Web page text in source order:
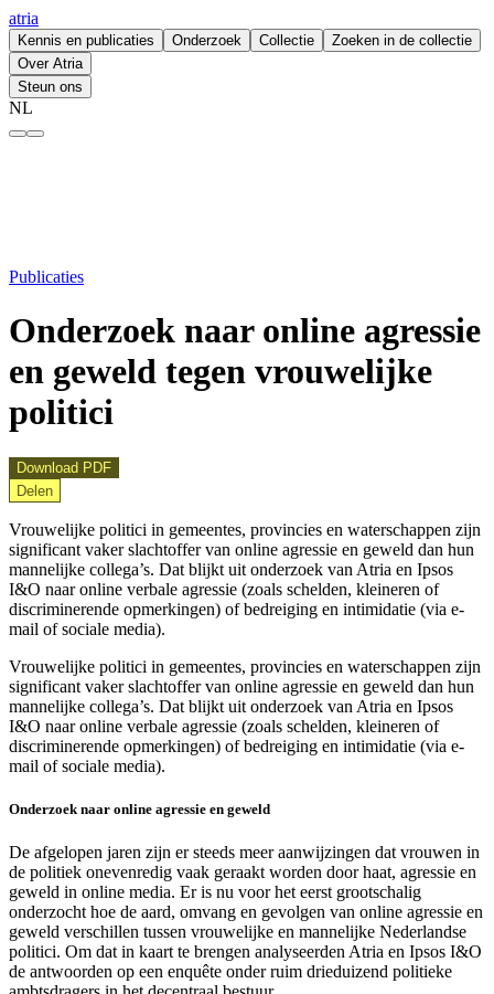
atria
Kennis en publicaties Onderzoek Collectie
Zoeken in de collectie
Over Atria
Steun ons
NL
Publicaties
Onderzoek naar online agressie
en geweld tegen vrouwelijke
politici
Download PDF
Delen
Vrouwelijke politici in gemeentes, provincies en waterschappen zijn
significant vaker slachtoffer van online agressie en geweld dan hun
mannelijke collega’s. Dat blijkt uit onderzoek van Atria en Ipsos
I&O naar online verbale agressie (zoals schelden, kleineren of
discriminerende opmerkingen) of bedreiging en intimidatie (via e-
mail of sociale media).
Vrouwelijke politici in gemeentes, provincies en waterschappen zijn
significant vaker slachtoffer van online agressie en geweld dan hun
mannelijke collega’s. Dat blijkt uit onderzoek van Atria en Ipsos
I&O naar online verbale agressie (zoals schelden, kleineren of
discriminerende opmerkingen) of bedreiging en intimidatie (via e-
mail of sociale media).
Onderzoek naar online agressie en geweld
De afgelopen jaren zijn er steeds meer aanwijzingen dat vrouwen in
de politiek onevenredig vaak geraakt worden door haat, agressie en
geweld in online media. Er is nu voor het eerst grootschalig
onderzocht hoe de aard, omvang en gevolgen van online agressie en
geweld verschillen tussen vrouwelijke en mannelijke Nederlandse
politici. Om dat in kaart te brengen analyseerden Atria en Ipsos I&O
de antwoorden op een enquête onder ruim drieduizend politieke